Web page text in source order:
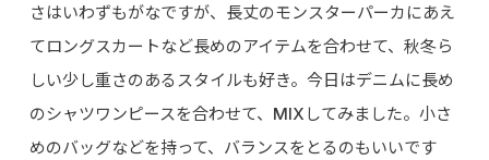
さはいわずもがなですが、長丈のモンスターパーカにあえ
てロングスカートなど長めのアイテムを合わせて、秋冬ら
しい少し重さのあるスタイルも好き。今日はデニムに長め
のシャツワンピースを合わせて、MIXしてみました。小さ
めのバッグなどを持って、バランスをとるのもいいです